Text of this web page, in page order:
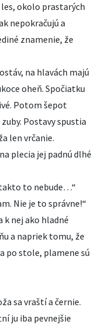
okolo prastarých
nepokračujú a
znamenie, že
na hlavách majú
oheň. Spočiatku
Potom šepot
Postavy spustia
len vrčanie.
plecia jej padnú dlhé
takto to nebude…“
Nie je to správne!“
k nej ako hladné
a napriek tomu, že
po stole, plamene sú
sa vraští a černie.
ju iba pevnejšie